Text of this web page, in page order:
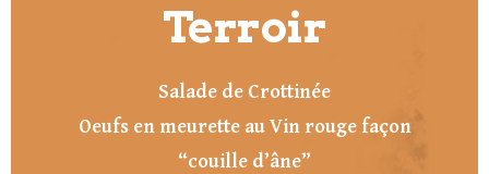
Terroir
Salade de Crottinée
Oeufs en meurette au Vin rouge façon
“couille d’âne”